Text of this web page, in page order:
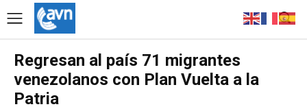
Regresan al país 71 migrantes
venezolanos con Plan Vuelta a la
Patria